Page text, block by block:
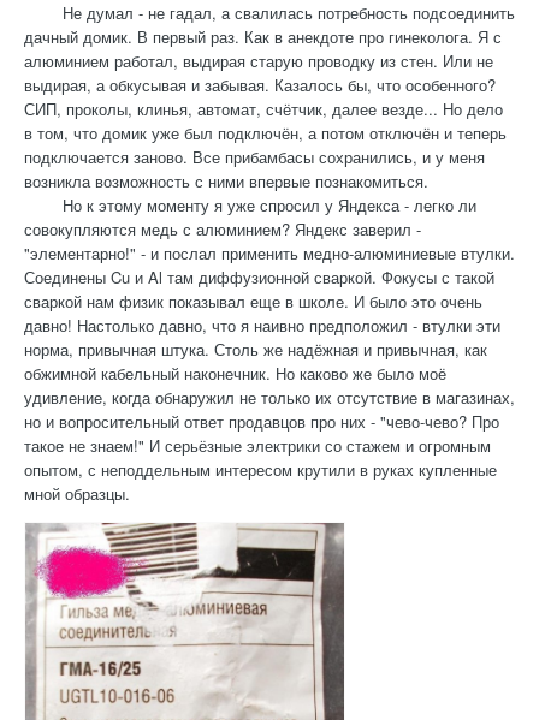
Не думал - не гадал, а свалилась потребность подсоединить
дачный домик. В первый раз. Как в анекдоте про гинеколога. Я с
алюминием работал, выдирая старую проводку из стен. Или не
выдирая, а обкусывая и забывая. Казалось бы, что особенного?
СИП, проколы, клинья, автомат, счётчик, далее везде... Но дело
в том, что домик уже был подключён, а потом отключён и теперь
подключается заново. Все прибамбасы сохранились, и у меня
возникла возможность с ними впервые познакомиться.
Но к этому моменту я уже спросил у Яндекса - легко ли
совокупляются медь с алюминием? Яндекс заверил -
"элементарно!" - и послал применить медно-алюминиевые втулки.
Соединены Cu и Al там диффузионной сваркой. Фокусы с такой
сваркой нам физик показывал еще в школе. И было это очень
давно! Настолько давно, что я наивно предположил - втулки эти
норма, привычная штука. Столь же надёжная и привычная, как
обжимной кабельный наконечник. Но каково же было моё
удивление, когда обнаружил не только их отсутствие в магазинах,
но и вопросительный ответ продавцов про них - "чево-чево? Про
такое не знаем!" И серьёзные электрики со стажем и огромным
опытом, с неподдельным интересом крутили в руках купленные
мной образцы.